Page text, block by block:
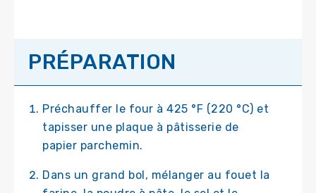
PRÉPARATION
Préchauffer le four à 425 °F (220 °C) et
tapisser une plaque à pâtisserie de
papier parchemin.
Dans un grand bol, mélanger au fouet la